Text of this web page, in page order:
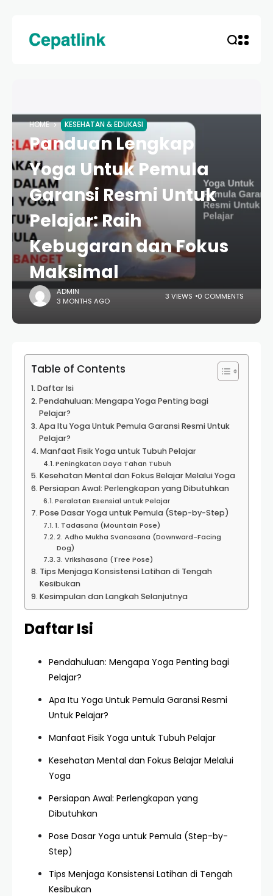
HOME KESEHATAN & EDUKASI
Panduan Lengkap
Yoga Untuk Pemula
Garansi Resmi Untuk
Pelajar: Raih
Kebugaran dan Fokus
Maksimal
ADMIN
3 MONTHS AGO
3 VIEWS 0 COMMENTS
Table of Contents
Daftar Isi
Pendahuluan: Mengapa Yoga Penting bagi
Pelajar?
Apa Itu Yoga Untuk Pemula Garansi Resmi Untuk
Pelajar?
Manfaat Fisik Yoga untuk Tubuh Pelajar
Peningkatan Daya Tahan Tubuh
Kesehatan Mental dan Fokus Belajar Melalui Yoga
Persiapan Awal: Perlengkapan yang Dibutuhkan
Peralatan Esensial untuk Pelajar
Pose Dasar Yoga untuk Pemula (Step-by-Step)
1. Tadasana (Mountain Pose)
2. Adho Mukha Svanasana (Downward-Facing
Dog)
3. Vrikshasana (Tree Pose)
Tips Menjaga Konsistensi Latihan di Tengah
Kesibukan
Kesimpulan dan Langkah Selanjutnya
Daftar Isi
Pendahuluan: Mengapa Yoga Penting bagi
Pelajar?
Apa Itu Yoga Untuk Pemula Garansi Resmi
Untuk Pelajar?
Manfaat Fisik Yoga untuk Tubuh Pelajar
Kesehatan Mental dan Fokus Belajar Melalui
Yoga
Persiapan Awal: Perlengkapan yang
Dibutuhkan
Pose Dasar Yoga untuk Pemula (Step-by-
Step)
Tips Menjaga Konsistensi Latihan di Tengah
Kesibukan